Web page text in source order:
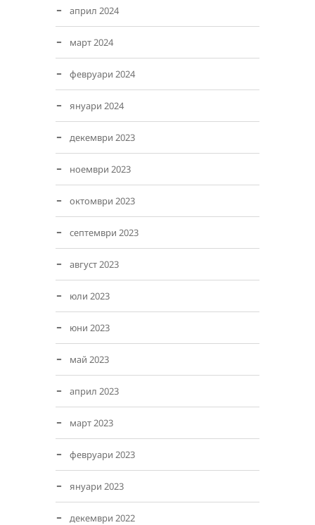
април 2024
март 2024
февруари 2024
януари 2024
декември 2023
ноември 2023
октомври 2023
септември 2023
август 2023
юли 2023
юни 2023
май 2023
април 2023
март 2023
февруари 2023
януари 2023
декември 2022